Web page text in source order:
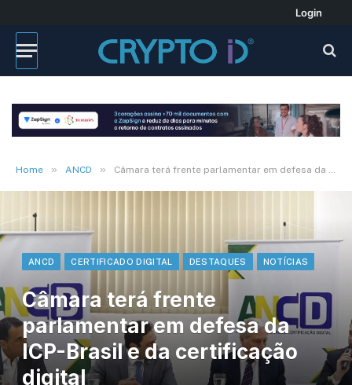
Login
Home » ANCD » Câmara terá frente parlamentar em defesa da ICP-Brasil e da certificação digital
ANCD CERTIFICADO DIGITAL DESTAQUES NOTÍCIAS
Câmara terá frente
parlamentar em defesa da
ICP-Brasil e da certificação
digital